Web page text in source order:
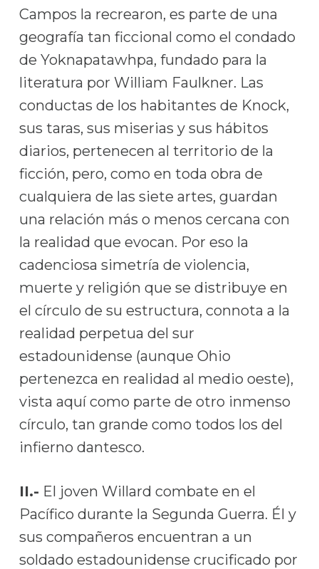
Campos la recrearon, es parte de una
geografía tan ficcional como el condado
de Yoknapatawhpa, fundado para la
literatura por William Faulkner. Las
conductas de los habitantes de Knock,
sus taras, sus miserias y sus hábitos
diarios, pertenecen al territorio de la
ficción, pero, como en toda obra de
cualquiera de las siete artes, guardan
una relación más o menos cercana con
la realidad que evocan. Por eso la
cadenciosa simetría de violencia,
muerte y religión que se distribuye en
el círculo de su estructura, connota a la
realidad perpetua del sur
estadounidense (aunque Ohio
pertenezca en realidad al medio oeste),
vista aquí como parte de otro inmenso
círculo, tan grande como todos los del
infierno dantesco.
II.- El joven Willard combate en el
Pacífico durante la Segunda Guerra. Él y
sus compañeros encuentran a un
soldado estadounidense crucificado por